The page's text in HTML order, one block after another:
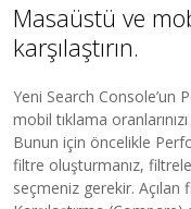
Masaüstü ve
karşılaştırın.
Yeni Search Console’un
mobil tıklama
Bunun için öncelikle
filtre oluşturmanız,
seçmeniz gerekir.